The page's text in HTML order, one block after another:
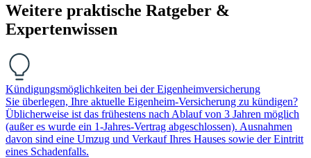
Weitere praktische Ratgeber &
Expertenwissen
Kündigungsmöglichkeiten bei der Eigenheimversicherung
Sie überlegen, Ihre aktuelle Eigenheim-Versicherung zu kündigen?
Üblicherweise ist das frühestens nach Ablauf von 3 Jahren möglich
(außer es wurde ein 1-Jahres-Vertrag abgeschlossen). Ausnahmen
davon sind eine Umzug und Verkauf Ihres Hauses sowie der Eintritt
eines Schadenfalls.